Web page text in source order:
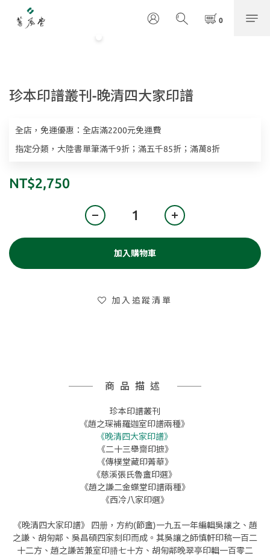
珍本印譜叢刊-晚清四大家印譜
全店，免運優惠：全店滿2200元免運費
指定分類，大陸書單筆滿千9折；滿五千85折；滿萬8折
NT$2,750
加入購物車
加入追蹤清單
商品描述
珍本印譜叢刊
《趙之琛補羅迦室印譜兩種》
《晚清四大家印譜》
《二十三舉齋印摭》
《傳樸堂藏印菁華》
《慈溪張氏魯盦印選》
《趙之謙二金蝶堂印譜兩種》
《西冷八家印選》
《晚清四大家印譜》 四册，方約(節盦)一九五一年編輯吳讓之、趙
之謙、胡匊鄰、吳昌碩四家刻印而成。其吳讓之師慎軒印稿一百二
十二方、趙之謙苦兼室印膡七十方、胡匊鄰晚翠亭印輯一百零二